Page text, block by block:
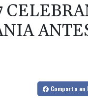
Comparta en